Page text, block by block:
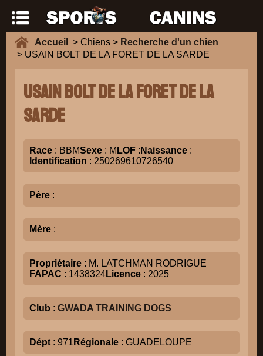
Accueil > Chiens > Recherche d'un chien
> USAIN BOLT DE LA FORET DE LA SARDE
USAIN BOLT DE LA FORET DE LA
SARDE
Race : BBMSexe : M LOF : Naissance :
Identification : 250269610726540
Père :
Mère :
Propriétaire : M. LATCHMAN RODRIGUE
FAPAC : 1438324Licence : 2025
Club : GWADA TRAINING DOGS
Dépt : 971 Régionale : GUADELOUPE